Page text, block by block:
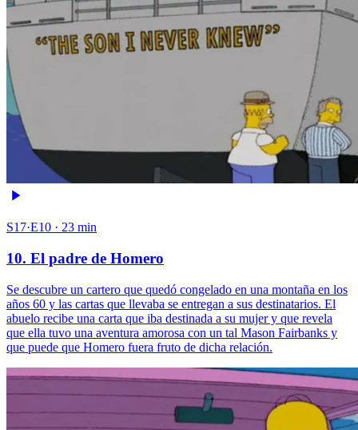
S17·E10 · 23 min
10. El padre de Homero
Se descubre un cartero que quedó congelado en una montaña en los
años 60 y las cartas que llevaba se entregan a sus destinatarios. El
abuelo recibe una carta que iba destinada a su mujer y que revela
que ella tuvo una aventura amorosa con un tal Mason Fairbanks y
que puede que Homero fuera fruto de dicha relación.